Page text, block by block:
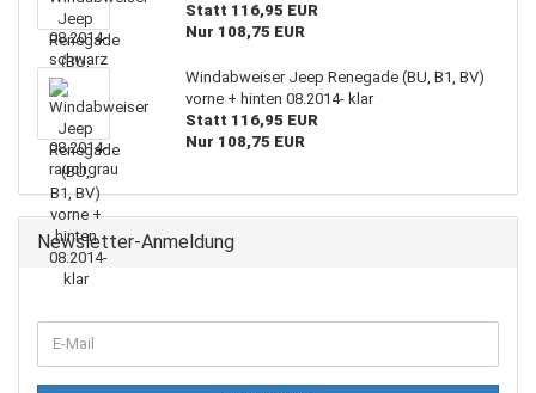
Statt 116,95 EUR
Nur 108,75 EUR
Windabweiser Jeep Renegade (BU, B1, BV)
vorne + hinten 08.2014- klar
Statt 116,95 EUR
Nur 108,75 EUR
Newsletter-Anmeldung
ZUR
E-
Mail